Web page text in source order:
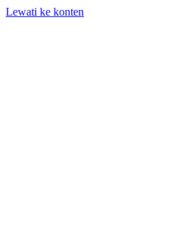
Lewati ke konten